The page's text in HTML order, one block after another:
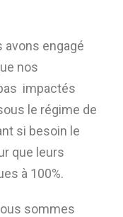
avons engagé
nos
impactés
le régime de
si besoin le
que leurs
à 100%.
sommes